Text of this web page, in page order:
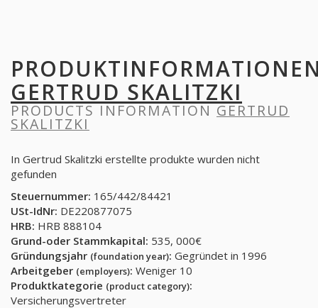
GERTRUD SKALITZKI
PRODUCTS INFORMATION GERTRUD
SKALITZKI
In Gertrud Skalitzki erstellte produkte wurden nicht
gefunden
Steuernummer: 165/442/84421
USt-IdNr: DE220877075
HRB: HRB 888104
Grund-oder Stammkapital: 535, 000€
Gründungsjahr (foundation year): Gegründet in 1996
Arbeitgeber (employers): Weniger 10
Produktkategorie (product category):
Versicherungsvertreter